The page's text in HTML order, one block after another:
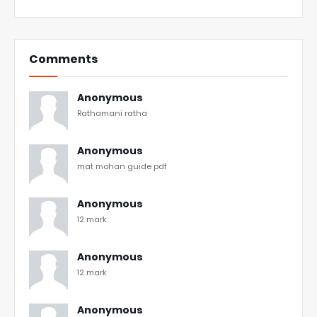
Comments
Anonymous
Rathamani ratha
Anonymous
mat mohan guide pdf
Anonymous
12 mark
Anonymous
12 mark
Anonymous